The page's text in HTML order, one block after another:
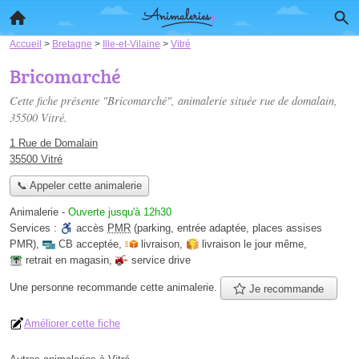
Accueil > Bretagne > Ille-et-Vilaine > Vitré
Bricomarché
Cette fiche présente "Bricomarché", animalerie située rue de domalain,
35500 Vitré.
1 Rue de Domalain
35500 Vitré
📞 Appeler cette animalerie
Animalerie - Ouverte jusqu'à 12h30
Services :
accès PMR (parking, entrée adaptée, places assises
PMR), CB acceptée, livraison, livraison le jour même,
retrait en magasin, service drive
Une personne recommande cette animalerie. Je recommande
Améliorer cette fiche